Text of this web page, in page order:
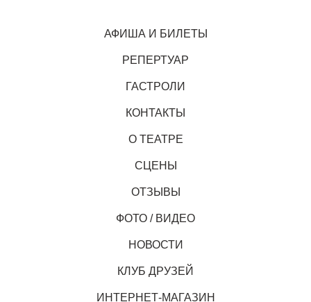
АФИША И БИЛЕТЫ
РЕПЕРТУАР
ГАСТРОЛИ
КОНТАКТЫ
О ТЕАТРЕ
СЦЕНЫ
ОТЗЫВЫ
ФОТО / ВИДЕО
НОВОСТИ
КЛУБ ДРУЗЕЙ
ИНТЕРНЕТ-МАГАЗИН